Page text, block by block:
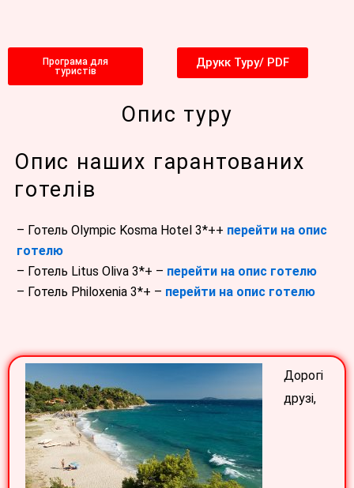
Програма для
туристів
Друкк Туру/ PDF
Опис туру
Опис наших гарантованих
готелів
– Готель Olympic Kosma Hotel 3*++ перейти на опис
готелю
– Готель Litus Oliva 3*+ – перейти на опис готелю
– Готель Philoxenia 3*+ – перейти на опис готелю
Дорогі
друзі,